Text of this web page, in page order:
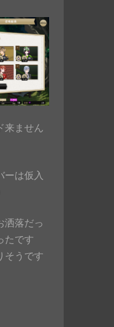
来ません
ーは仮入
洒落だっ
たです
そうです